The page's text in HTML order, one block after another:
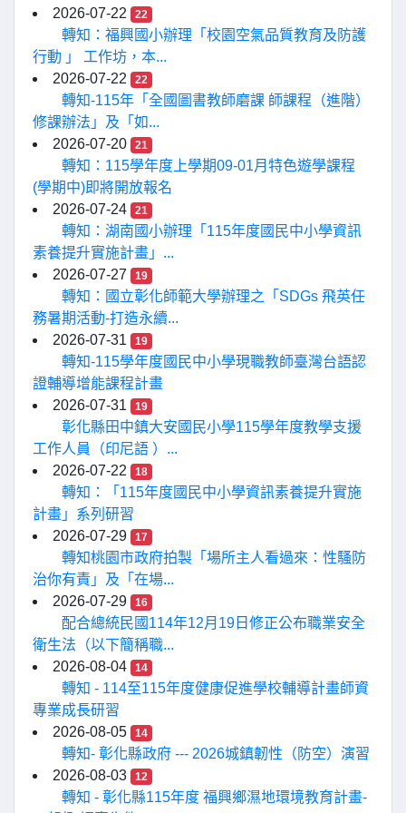
2026-07-22 22
轉知：福興國小辦理「校園空氣品質教育及防護
行動 」 工作坊，本...
2026-07-22
22
轉知-115年「全國圖書教師磨課 師課程（進階）
修課辦法」及「如...
2026-07-20
21
轉知：115學年度上學期09-01月特色遊學課程
(學期中)即將開放報名
2026-07-24
21
轉知：湖南國小辦理「115年度國民中小學資訊
素養提升實施計畫」...
2026-07-27
19
轉知：國立彰化師範大學辦理之「SDGs 飛英任
務暑期活動-打造永續...
2026-07-31
19
轉知-115學年度國民中小學現職教師臺灣台語認
證輔導增能課程計畫
2026-07-31
19
彰化縣田中鎮大安國民小學115學年度教學支援
工作人員（印尼語 ）...
2026-07-22
18
轉知：「115年度國民中小學資訊素養提升實施
計畫」系列研習
2026-07-29
17
轉知桃園市政府拍製「場所主人看過來：性騷防
治你有責」及「在場...
2026-07-29
16
配合總統民國114年12月19日修正公布職業安全
衛生法（以下簡稱職...
2026-08-04
14
轉知 - 114至115年度健康促進學校輔導計畫師資
專業成長研習
2026-08-05
14
轉知- 彰化縣政府 --- 2026城鎮韌性（防空）演習
2026-08-03
12
轉知 - 彰化縣115年度 福興鄉濕地環境教育計畫-